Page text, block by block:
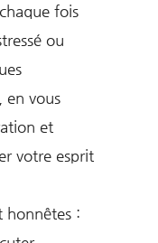
fois
ou
en vous
et
votre esprit
honnêtes :